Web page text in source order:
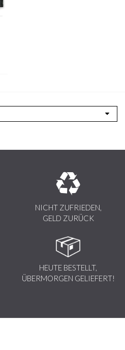
NICHT ZUFRIEDEN,
GELD ZURÜCK
HEUTE BESTELLT,
ÜBERMORGEN GELIEFERT!